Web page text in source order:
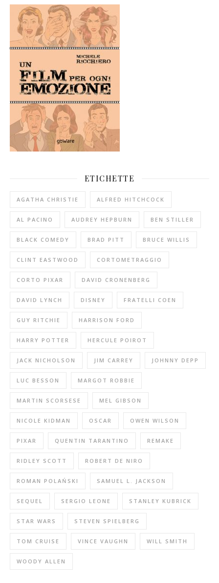
ETICHETTE
AGATHA CHRISTIE ALFRED HITCHCOCK
AL PACINO AUDREY HEPBURN BEN STILLER
BLACK COMEDY BRAD PITT BRUCE WILLIS
CLINT EASTWOOD CORTOMETRAGGIO
CORTO PIXAR DAVID CRONENBERG
DAVID LYNCH DISNEY FRATELLI COEN
GUY RITCHIE HARRISON FORD
HARRY POTTER HERCULE POIROT
JACK NICHOLSON JIM CARREY JOHNNY DEPP
LUC BESSON MARGOT ROBBIE
MARTIN SCORSESE MEL GIBSON
NICOLE KIDMAN OSCAR OWEN WILSON
PIXAR QUENTIN TARANTINO REMAKE
RIDLEY SCOTT ROBERT DE NIRO
ROMAN POLAŃSKI SAMUEL L. JACKSON
SEQUEL SERGIO LEONE STANLEY KUBRICK
STAR WARS STEVEN SPIELBERG
TOM CRUISE VINCE VAUGHN WILL SMITH
WOODY ALLEN